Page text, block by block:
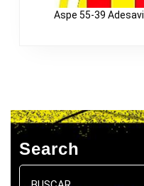
Aspe 55-39 Adesavi
Search
Buscar: